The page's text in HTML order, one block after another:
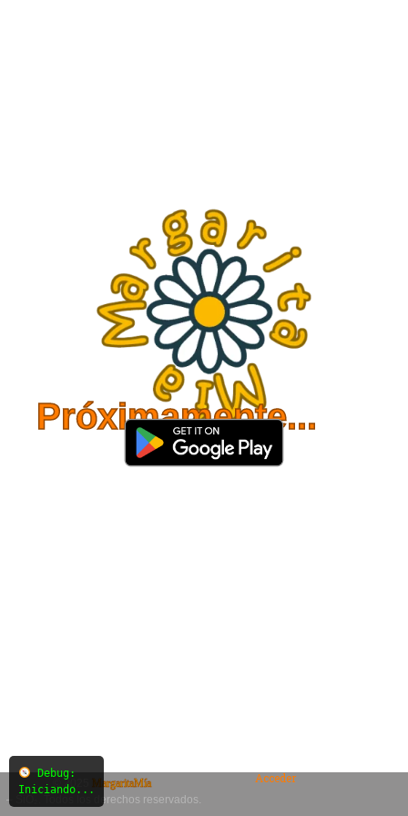
Próximamente...
© 2025
MargaritaMía
– SiO₂. Todos los derechos reservados.
Acceder
Debug:
Iniciando...